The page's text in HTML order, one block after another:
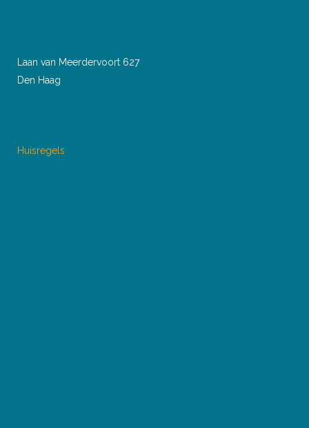
Laan van Meerdervoort 627
Den Haag
Huisregels